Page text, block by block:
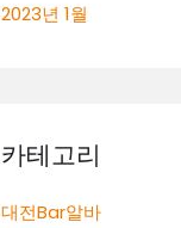
2023년 1월
카테고리
대전Bar알바